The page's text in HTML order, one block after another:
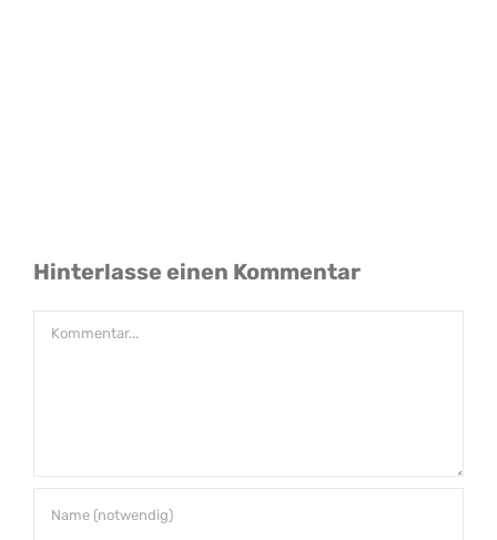
Hinterlasse einen Kommentar
Kommentar